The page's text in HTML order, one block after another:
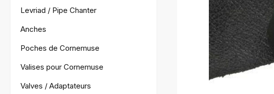
Levriad / Pipe Chanter
Anches
Poches de Cornemuse
Valises pour Cornemuse
Valves / Adaptateurs